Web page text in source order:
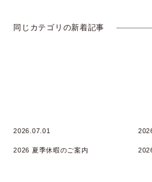
同じカテゴリの新着記事
2026.07.01
2026 夏季休暇のご案内